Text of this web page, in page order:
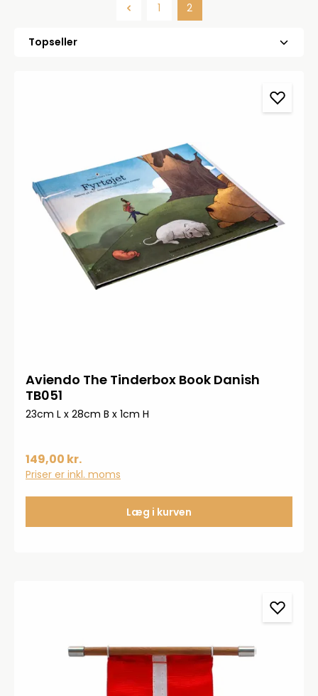
Side
1 Side
2
Aviendo The Tinderbox Book Danish
TB051
23cm L x 28cm B x 1cm H
149,00 kr.
Priser er inkl. moms
Læg i kurven